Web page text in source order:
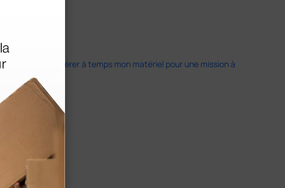
de récupérer à temps mon matériel pour une mission à